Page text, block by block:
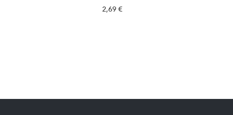
2,69 €